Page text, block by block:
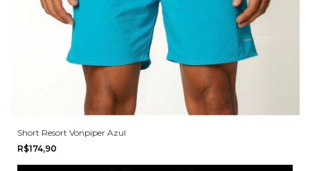
Short Resort Vonpiper Azul
R$174,90